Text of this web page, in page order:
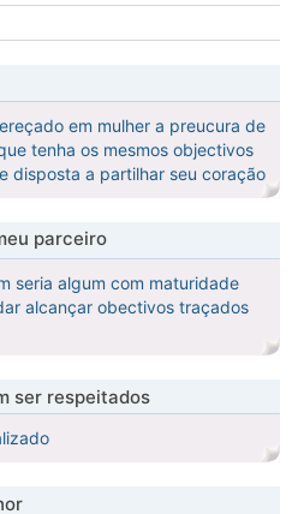
em mulher a preucura de
tenha os mesmos objectivos
disposta a partilhar seu coração
parceiro
seria algum com maturidade
alcançar obectivos traçados
ser respeitados